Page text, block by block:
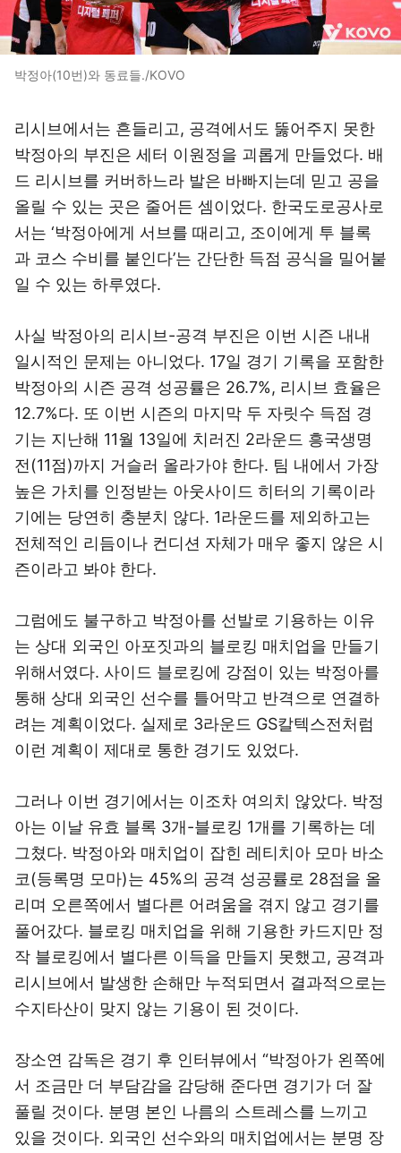
박정아(10번)와 동료들./KOVO
리시브에서는 흔들리고, 공격에서도 뚫어주지 못한
박정아의 부진은 세터 이원정을 괴롭게 만들었다. 배
드 리시브를 커버하느라 발은 바빠지는데 믿고 공을
올릴 수 있는 곳은 줄어든 셈이었다. 한국도로공사로
서는 ‘박정아에게 서브를 때리고, 조이에게 투 블록
과 코스 수비를 붙인다’는 간단한 득점 공식을 밀어붙
일 수 있는 하루였다.
사실 박정아의 리시브-공격 부진은 이번 시즌 내내
일시적인 문제는 아니었다. 17일 경기 기록을 포함한
박정아의 시즌 공격 성공률은 26.7%, 리시브 효율은
12.7%다. 또 이번 시즌의 마지막 두 자릿수 득점 경
기는 지난해 11월 13일에 치러진 2라운드 흥국생명
전(11점)까지 거슬러 올라가야 한다. 팀 내에서 가장
높은 가치를 인정받는 아웃사이드 히터의 기록이라
기에는 당연히 충분치 않다. 1라운드를 제외하고는
전체적인 리듬이나 컨디션 자체가 매우 좋지 않은 시
즌이라고 봐야 한다.
그럼에도 불구하고 박정아를 선발로 기용하는 이유
는 상대 외국인 아포짓과의 블로킹 매치업을 만들기
위해서였다. 사이드 블로킹에 강점이 있는 박정아를
통해 상대 외국인 선수를 틀어막고 반격으로 연결하
려는 계획이었다. 실제로 3라운드 GS칼텍스전처럼
이런 계획이 제대로 통한 경기도 있었다.
그러나 이번 경기에서는 이조차 여의치 않았다. 박정
아는 이날 유효 블록 3개-블로킹 1개를 기록하는 데
그쳤다. 박정아와 매치업이 잡힌 레티치아 모마 바소
코(등록명 모마)는 45%의 공격 성공률로 28점을 올
리며 오른쪽에서 별다른 어려움을 겪지 않고 경기를
풀어갔다. 블로킹 매치업을 위해 기용한 카드지만 정
작 블로킹에서 별다른 이득을 만들지 못했고, 공격과
리시브에서 발생한 손해만 누적되면서 결과적으로는
수지타산이 맞지 않는 기용이 된 것이다.
장소연 감독은 경기 후 인터뷰에서 “박정아가 왼쪽에
서 조금만 더 부담감을 감당해 준다면 경기가 더 잘
풀릴 것이다. 분명 본인 나름의 스트레스를 느끼고
있을 것이다. 외국인 선수와의 매치업에서는 분명 장